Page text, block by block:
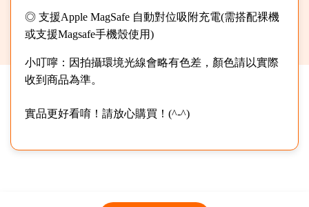
◎ 支援Apple MagSafe 自動對位吸附充電(需搭配裸機
或支援Magsafe手機殼使用)
小叮嚀：因拍攝環境光線會略有色差，顏色請以實際
收到商品為準。
實品更好看唷！請放心購買！(^-^)